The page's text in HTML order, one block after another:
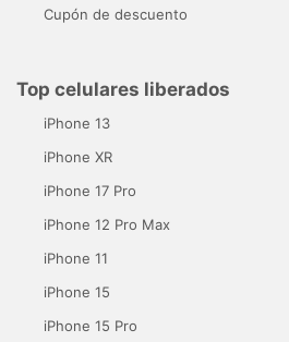
Cupón de descuento
Top celulares liberados
iPhone 13
iPhone XR
iPhone 17 Pro
iPhone 12 Pro Max
iPhone 11
iPhone 15
iPhone 15 Pro